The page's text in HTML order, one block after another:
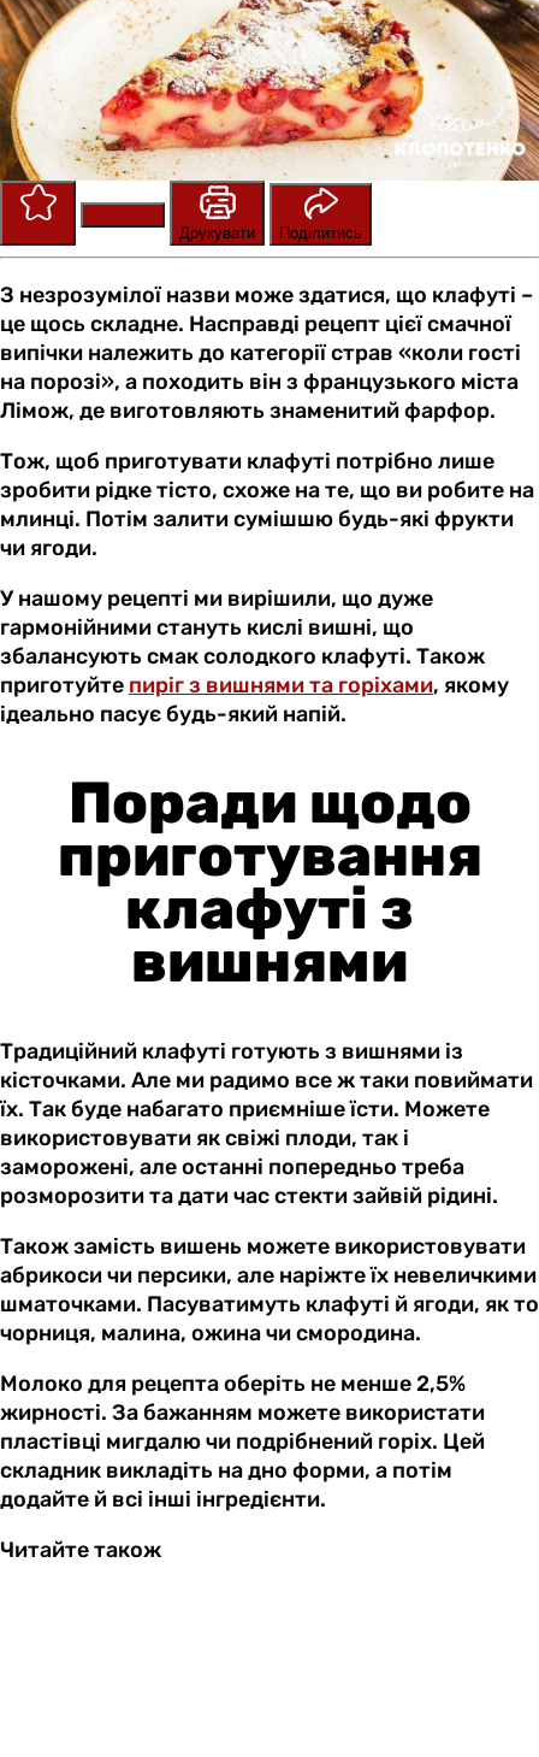
Друкувати
Поділитись
З незрозумілої назви може здатися, що клафуті –
це щось складне. Насправді рецепт цієї смачної
випічки належить до категорії страв «коли гості
на порозі», а походить він з французького міста
Лімож, де виготовляють знаменитий фарфор.
Тож, щоб приготувати клафуті потрібно лише
зробити рідке тісто, схоже на те, що ви робите на
млинці. Потім залити сумішшю будь-які фрукти
чи ягоди.
У нашому рецепті ми вирішили, що дуже
гармонійними стануть кислі вишні, що
збалансують смак солодкого клафуті. Також
приготуйте пиріг з вишнями та горіхами, якому
ідеально пасує будь-який напій.
Поради щодо
приготування
клафуті з
вишнями
Традиційний клафуті готують з вишнями із
кісточками. Але ми радимо все ж таки повиймати
їх. Так буде набагато приємніше їсти. Можете
використовувати як свіжі плоди, так і
заморожені, але останні попередньо треба
розморозити та дати час стекти зайвій рідині.
Також замість вишень можете використовувати
абрикоси чи персики, але наріжте їх невеличкими
шматочками. Пасуватимуть клафуті й ягоди, як то
чорниця, малина, ожина чи смородина.
Молоко для рецепта оберіть не менше 2,5%
жирності. За бажанням можете використати
пластівці мигдалю чи подрібнений горіх. Цей
складник викладіть на дно форми, а потім
додайте й всі інші інгредієнти.
Читайте також